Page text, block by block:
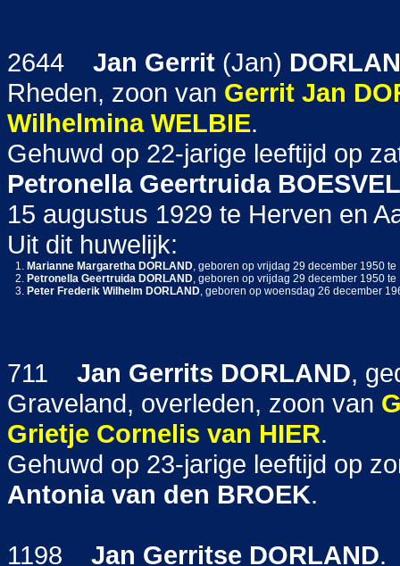
2644 Jan Gerrit (Jan)
Rheden, zoon van Gerrit Jan
Wilhelmina WELBIE.
Gehuwd op 22-jarige leeftijd op
Petronella Geertruida
15 augustus 1929 te Herven en
Uit dit huwelijk:
1. Marianne Margaretha DORLAND, geboren op vrijdag 29 december 1950 te
2. Petronella Geertruida DORLAND, geboren op vrijdag 29 december 1950 te
3. Peter Frederik Wilhelm DORLAND, geboren op woensdag 26 december
711 Jan Gerrits DORLAND,
Graveland, overleden, zoon van
Grietje Cornelis van HIER.
Gehuwd op 23-jarige leeftijd op
Antonia van den BROEK.
1198 Jan Gerritse DORLAND.